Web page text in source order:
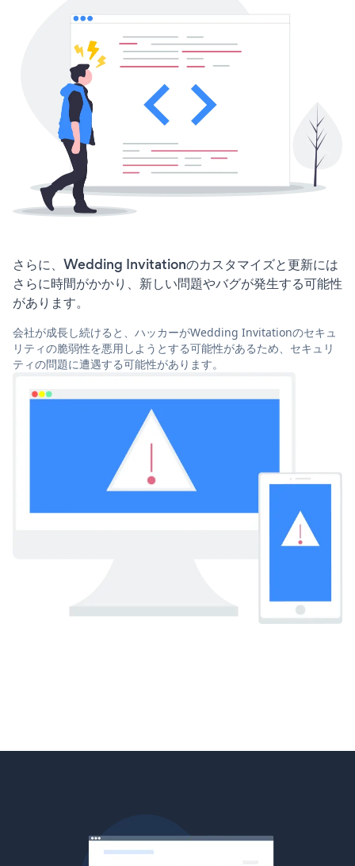
さらに、Wedding Invitationのカスタマイズと更新には
さらに時間がかかり、新しい問題やバグが発生する可能性
があります。
会社が成長し続けると、ハッカーがWedding Invitationのセキュ
リティの脆弱性を悪用しようとする可能性があるため、セキュリ
ティの問題に遭遇する可能性があります。